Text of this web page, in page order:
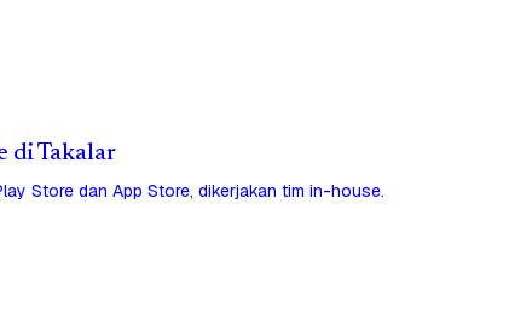
di Takalar
Store dan App Store, dikerjakan tim in-house.